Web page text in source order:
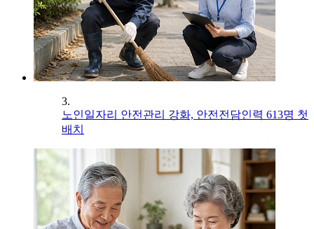
3.
노인일자리 안전관리 강화, 안전전담인력 613명 첫
배치